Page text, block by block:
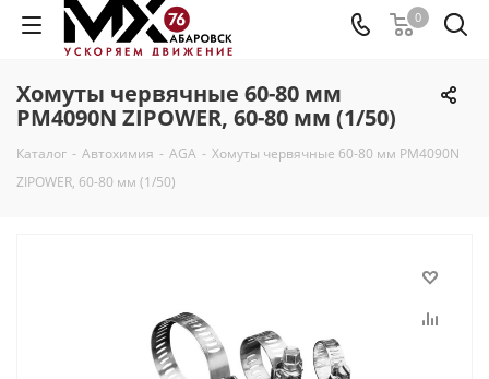
0
Хомуты червячные 60-80 мм
PM4090N ZIPOWER, 60-80 мм (1/50)
Каталог - Автохимия - AGA - Хомуты червячные 60-80 мм PM4090N
ZIPOWER, 60-80 мм (1/50)